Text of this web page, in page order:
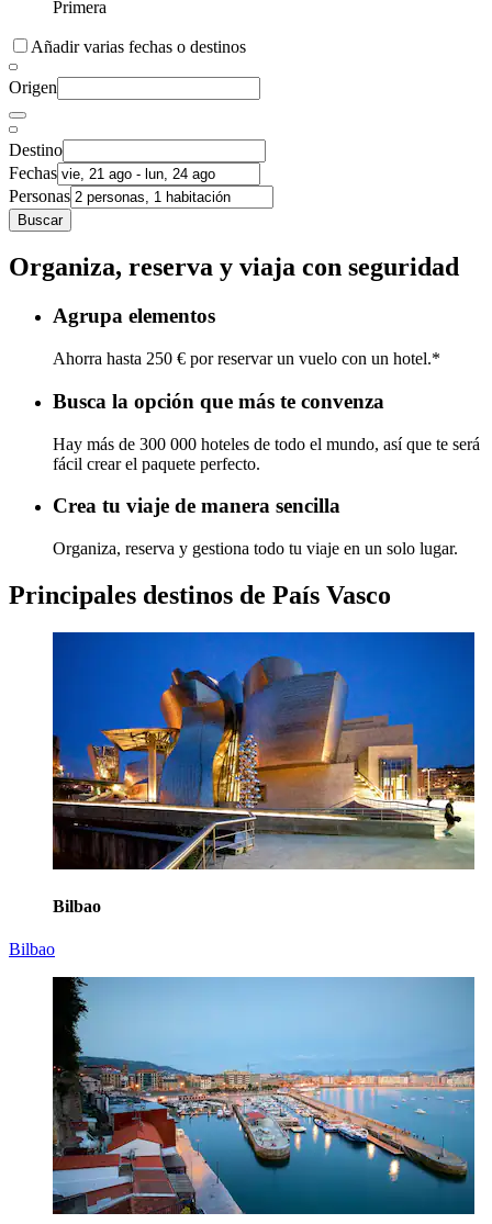
Primera
Añadir varias fechas o destinos
Origen
Destino
Fechas
Personas
Buscar
Organiza, reserva y viaja con seguridad
Agrupa elementos
Ahorra hasta 250 € por reservar un vuelo con un hotel.*
Busca la opción que más te convenza
Hay más de 300 000 hoteles de todo el mundo, así que te será
fácil crear el paquete perfecto.
Crea tu viaje de manera sencilla
Organiza, reserva y gestiona todo tu viaje en un solo lugar.
Principales destinos de País Vasco
Bilbao
Bilbao